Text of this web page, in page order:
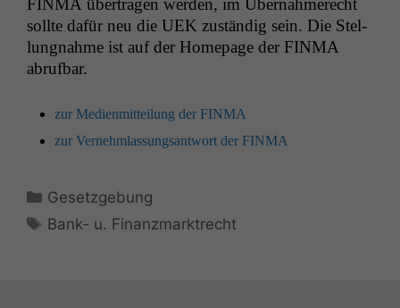
FINMA über­tra­gen wer­den, im Über­nah­merecht
sollte dafür neu die UEK zuständig sein. Die Stel­
lung­nahme ist auf der Home­page der FINMA
abrufbar.
zur Medi­en­mit­teilung der FINMA
zur Vernehm­las­sungsant­wort der FINMA
Kategorien
Gesetzgebung
Schlagwörter
Bank- u. Finanzmarktrecht